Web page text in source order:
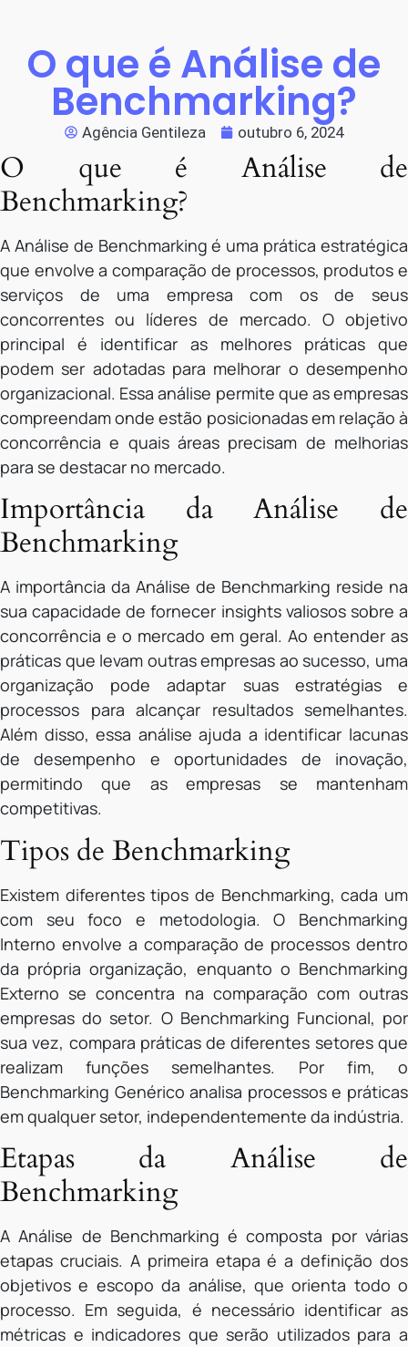
O que é Análise de
Benchmarking?
Agência Gentileza outubro 6, 2024
O que é Análise de
Benchmarking?
A Análise de Benchmarking é uma prática estratégica
que envolve a comparação de processos, produtos e
serviços de uma empresa com os de seus
concorrentes ou líderes de mercado. O objetivo
principal é identificar as melhores práticas que
podem ser adotadas para melhorar o desempenho
organizacional. Essa análise permite que as empresas
compreendam onde estão posicionadas em relação à
concorrência e quais áreas precisam de melhorias
para se destacar no mercado.
Importância da Análise de
Benchmarking
A importância da Análise de Benchmarking reside na
sua capacidade de fornecer insights valiosos sobre a
concorrência e o mercado em geral. Ao entender as
práticas que levam outras empresas ao sucesso, uma
organização pode adaptar suas estratégias e
processos para alcançar resultados semelhantes.
Além disso, essa análise ajuda a identificar lacunas
de desempenho e oportunidades de inovação,
permitindo que as empresas se mantenham
competitivas.
Tipos de Benchmarking
Existem diferentes tipos de Benchmarking, cada um
com seu foco e metodologia. O Benchmarking
Interno envolve a comparação de processos dentro
da própria organização, enquanto o Benchmarking
Externo se concentra na comparação com outras
empresas do setor. O Benchmarking Funcional, por
sua vez, compara práticas de diferentes setores que
realizam funções semelhantes. Por fim, o
Benchmarking Genérico analisa processos e práticas
em qualquer setor, independentemente da indústria.
Etapas da Análise de
Benchmarking
A Análise de Benchmarking é composta por várias
etapas cruciais. A primeira etapa é a definição dos
objetivos e escopo da análise, que orienta todo o
processo. Em seguida, é necessário identificar as
métricas e indicadores que serão utilizados para a